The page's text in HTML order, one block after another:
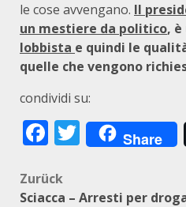
le cose avvengano. Il
un mestiere da politico,
lobbista e quindi le
quelle che vengono
condividi su:
Facebook
Twitter
Share
Zurück
Sciacca – Arresti per